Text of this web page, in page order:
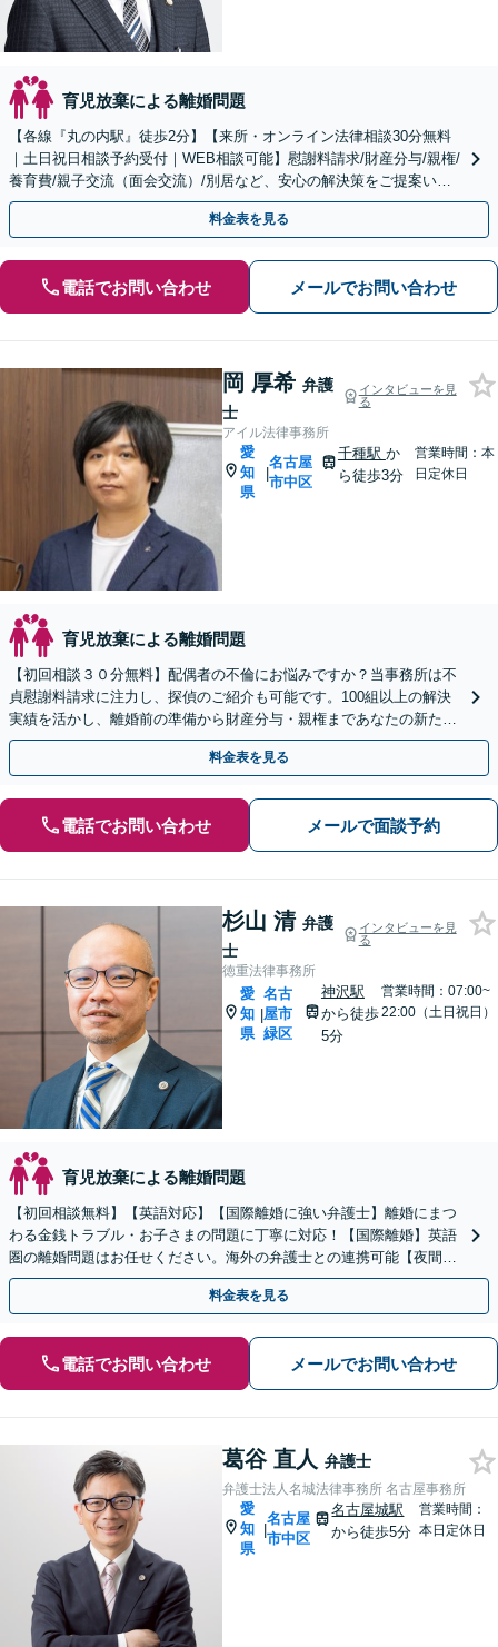
育児放棄による離婚問題
【各線『丸の内駅』徒歩2分】【来所・オンライン法律相談30分無料
｜土日祝日相談予約受付｜WEB相談可能】慰謝料請求/財産分与/親権/
養育費/親子交流（面会交流）/別居など、安心の解決策をご提案いた
します
料金表を見る
電話でお問い合わせ メールでお問い合わせ
岡 厚希 弁護
士
インタビューを見
る
アイル法律事務所
愛
知
県
|
名古屋
市中区
千種駅 か
ら徒歩3分
営業時間：本
日定休日
育児放棄による離婚問題
【初回相談３０分無料】配偶者の不倫にお悩みですか？当事務所は不
貞慰謝料請求に注力し、探偵のご紹介も可能です。100組以上の解決
実績を活かし、離婚前の準備から財産分与・親権まであなたの新たな
一歩を全力支援。LINE予約も受付中です。
料金表を見る
電話でお問い合わせ メールで面談予約
杉山 清 弁護
士
インタビューを見
る
徳重法律事務所
愛
知
県
|
名古
屋市
緑区
神沢駅
から徒歩
5分
営業時間：07:00~
22:00（土日祝日）
育児放棄による離婚問題
【初回相談無料】【英語対応】【国際離婚に強い弁護士】離婚にまつ
わる金銭トラブル・お子さまの問題に丁寧に対応！【国際離婚】英語
圏の離婚問題はお任せください。海外の弁護士との連携可能【夜間／
休日面談】【お子さま同席OK】【徳重駅／神沢駅5分】
料金表を見る
電話でお問い合わせ メールでお問い合わせ
葛谷 直人 弁護士
弁護士法人名城法律事務所 名古屋事務所
愛
知
県
|
名古屋
市中区
名古屋城駅
から徒歩5分
営業時間：
本日定休日